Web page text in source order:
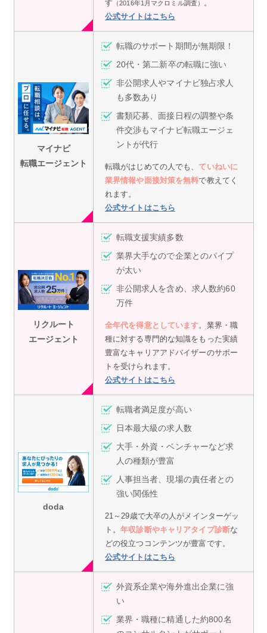
す （2016年1月マクロミル調査） 。
公式サイトはこちら
マイナビ
転職エージェント
転職のサポート期間が無期限！
20代・第二新卒の転職に強い
非公開求人やマイナビ独占求人
も多数あり
書類応募、面接日程の調整や条
件交渉もマイナビ転職エージェ
ントが代行
転職がはじめての人でも、ていねいに
業界情報や面接対策を無料で教えてく
れます。
公式サイトはこちら
リクルート
エージェント
転職支援実績多数
業界大手なので企業とのパイプ
が太い
非公開求人を含め、求人数約60
万件
全年代を得意としています。業界・職
種に対する専門的な知識をもった実績
豊富なキャリアアドバイザーのサポー
トを受けられます。
公式サイトはこちら
doda
転職者満足度が高い
日本最大級の求人数
大手・外資・ベンチャーなど求
人の種類が豊富
人事担当者、現場の責任者との
強い関係性
21～29歳で大卒の人がメインターゲッ
ト。年収診断やキャリアタイプ診断な
どの役立つコンテンツが豊富です。
公式サイトはこちら
外資系企業や海外進出企業に強
い
業界・職種に精通した約800名